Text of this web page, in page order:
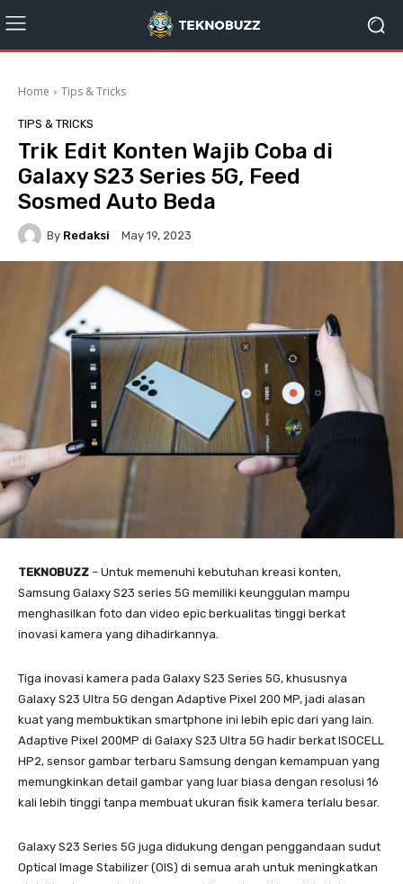
Home Tips & Tricks
TIPS & TRICKS
Trik Edit Konten Wajib Coba di
Galaxy S23 Series 5G, Feed
Sosmed Auto Beda
By Redaksi May 19, 2023
TEKNOBUZZ – Untuk memenuhi kebutuhan kreasi konten,
Samsung Galaxy S23 series 5G memiliki keunggulan mampu
menghasilkan foto dan video epic berkualitas tinggi berkat
inovasi kamera yang dihadirkannya.
Tiga inovasi kamera pada Galaxy S23 Series 5G, khususnya
Galaxy S23 Ultra 5G dengan Adaptive Pixel 200 MP, jadi alasan
kuat yang membuktikan smartphone ini lebih epic dari yang lain.
Adaptive Pixel 200MP di Galaxy S23 Ultra 5G hadir berkat ISOCELL
HP2, sensor gambar terbaru Samsung dengan kemampuan yang
memungkinkan detail gambar yang luar biasa dengan resolusi 16
kali lebih tinggi tanpa membuat ukuran fisik kamera terlalu besar.
Galaxy S23 Series 5G juga didukung dengan penggandaan sudut
Optical Image Stabilizer (OIS) di semua arah untuk meningkatkan